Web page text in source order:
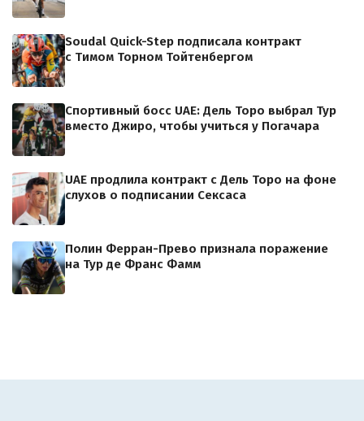
Soudal Quick-Step подписала контракт
с Тимом Торном Тойтенбергом
Спортивный босс UAE: Дель Торо выбрал Тур
вместо Джиро, чтобы учиться у Погачара
UAE продлила контракт с Дель Торо на фоне
слухов о подписании Сексаса
Полин Ферран-Прево признала поражение
на Тур де Франс Фамм